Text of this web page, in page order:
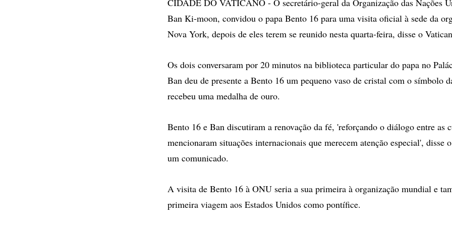
CIDADE DO VATICANO - O secretário-geral da Organização das Nações
Ban Ki-moon, convidou o papa Bento 16 para uma visita oficial à sede da
Nova York, depois de eles terem se reunido nesta quarta-feira, disse o
Os dois conversaram por 20 minutos na biblioteca particular do papa no
Ban deu de presente a Bento 16 um pequeno vaso de cristal com o símbolo
recebeu uma medalha de ouro.
Bento 16 e Ban discutiram a renovação da fé, 'reforçando o diálogo entre as
mencionaram situações internacionais que merecem atenção especial', disse
um comunicado.
A visita de Bento 16 à ONU seria a sua primeira à organização mundial e
primeira viagem aos Estados Unidos como pontífice.